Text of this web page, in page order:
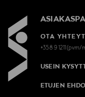
OTA
+358 9 1211(pvm/
USEIN
ETUJEN